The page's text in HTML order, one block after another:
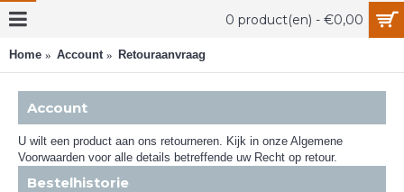
0 product(en) - €0,00
Home Account Retouraanvraag
Account
U wilt een product aan ons retourneren. Kijk in onze Algemene
Voorwaarden voor alle details betreffende uw Recht op retour.
Bestelhistorie